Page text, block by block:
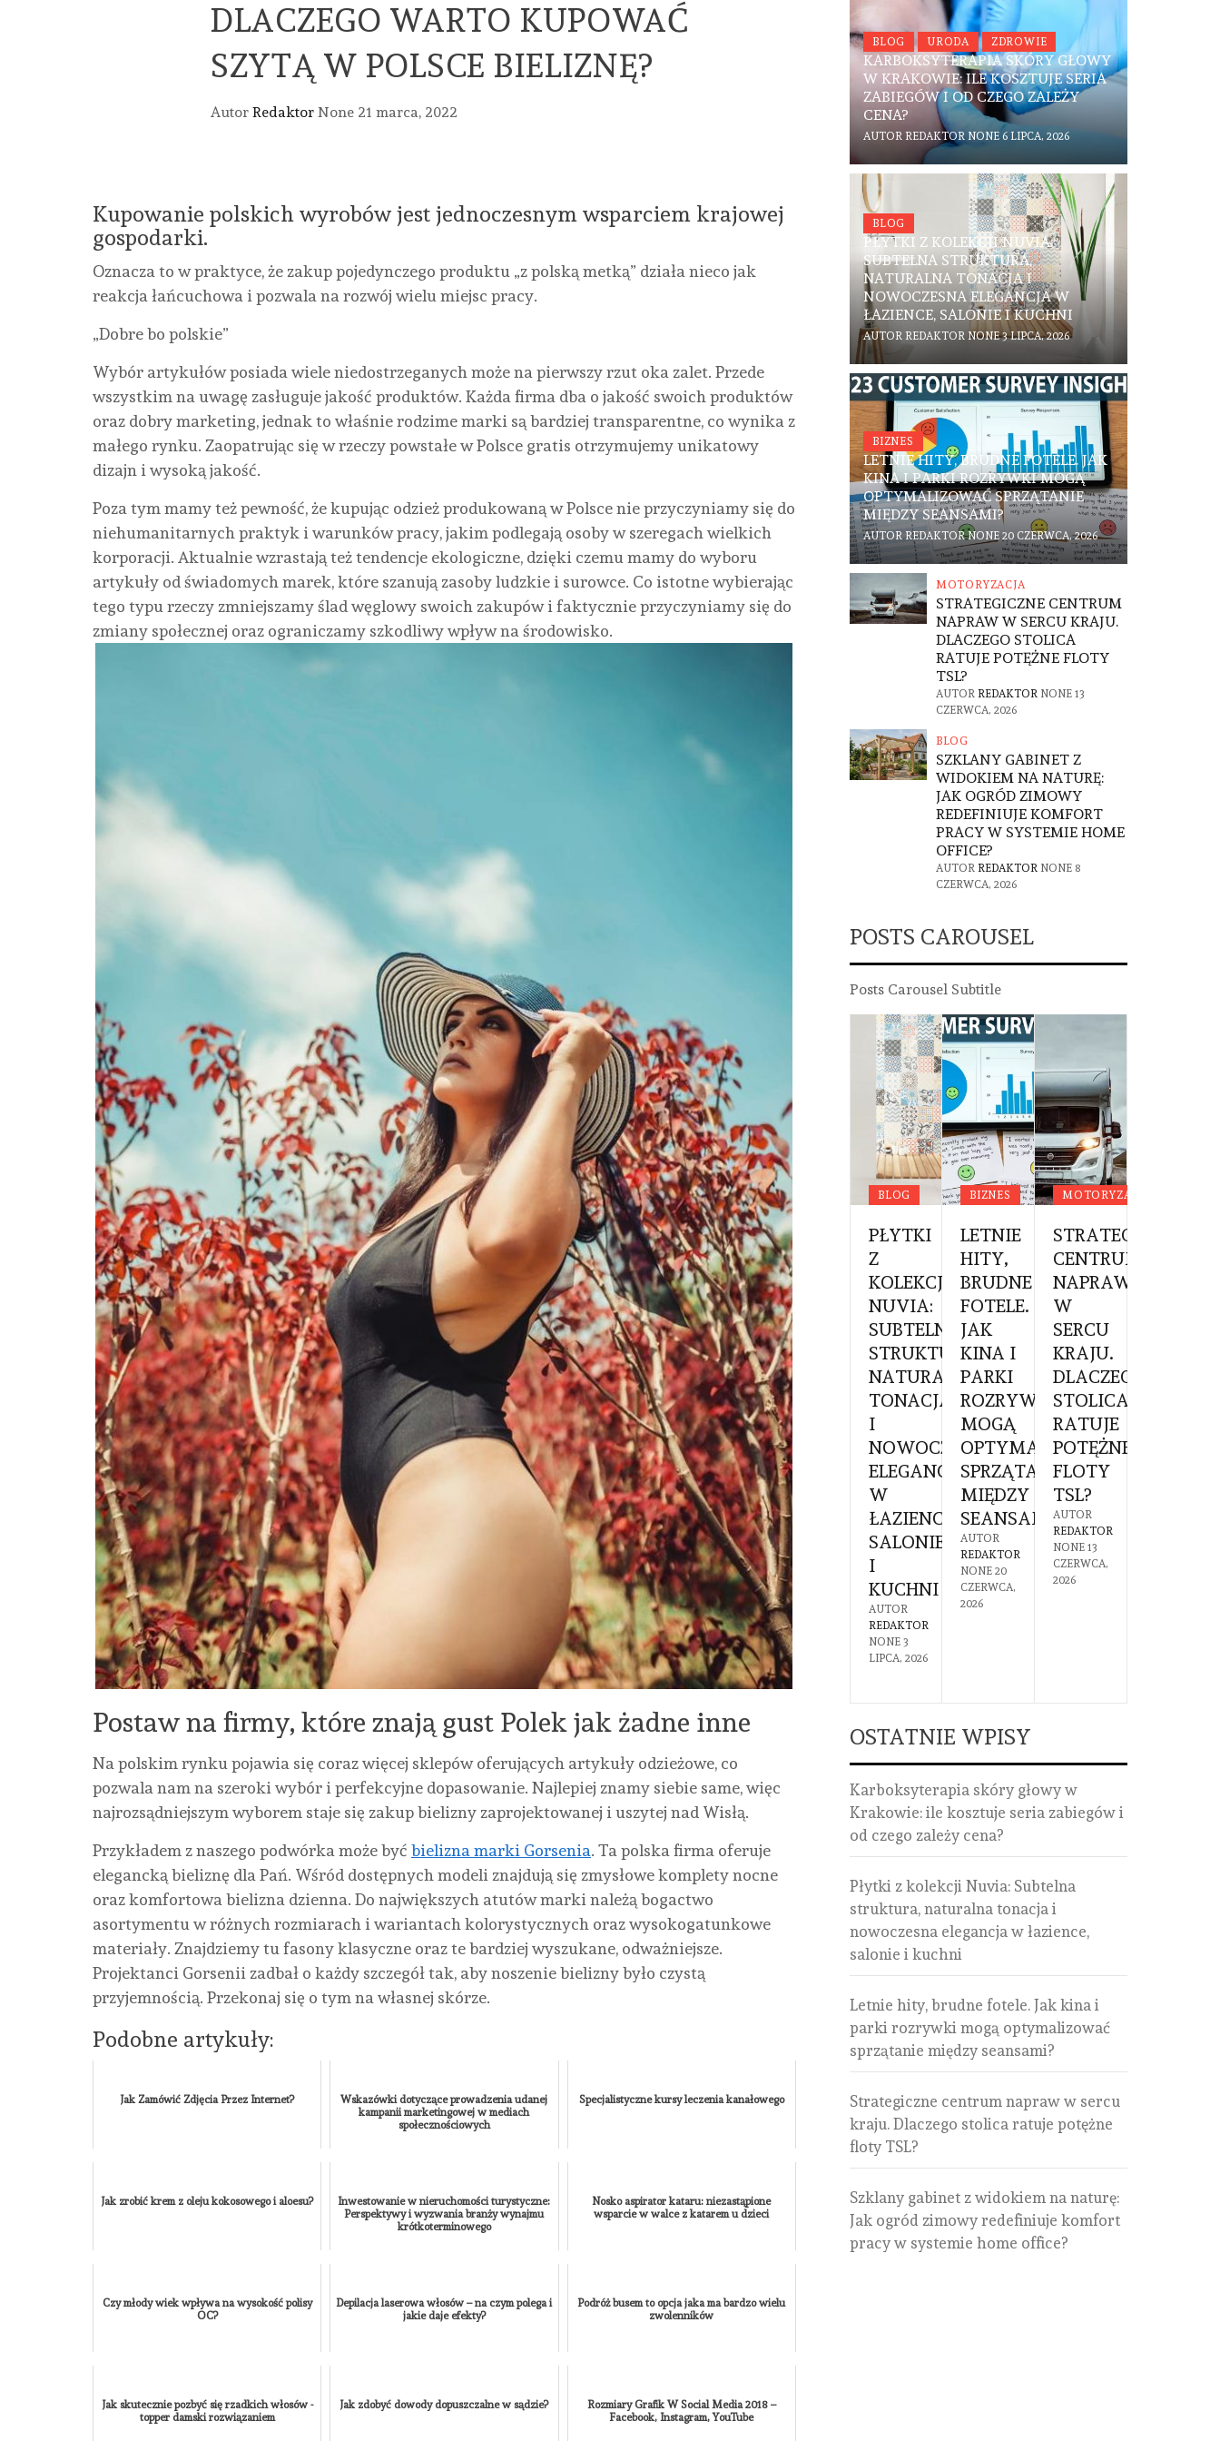
DLACZEGO WARTO KUPOWAĆ
SZYTĄ W POLSCE BIELIZNĘ?
Autor Redaktor None 21 marca, 2022
Kupowanie polskich wyrobów jest jednoczesnym wsparciem krajowej
gospodarki.
Oznacza to w praktyce, że zakup pojedynczego produktu „z polską metką” działa nieco jak
reakcja łańcuchowa i pozwala na rozwój wielu miejsc pracy.
„Dobre bo polskie”
Wybór artykułów posiada wiele niedostrzeganych może na pierwszy rzut oka zalet. Przede
wszystkim na uwagę zasługuje jakość produktów. Każda firma dba o jakość swoich produktów
oraz dobry marketing, jednak to właśnie rodzime marki są bardziej transparentne, co wynika z
małego rynku. Zaopatrując się w rzeczy powstałe w Polsce gratis otrzymujemy unikatowy
dizajn i wysoką jakość.
Poza tym mamy też pewność, że kupując odzież produkowaną w Polsce nie przyczyniamy się do
niehumanitarnych praktyk i warunków pracy, jakim podlegają osoby w szeregach wielkich
korporacji. Aktualnie wzrastają też tendencje ekologiczne, dzięki czemu mamy do wyboru
artykuły od świadomych marek, które szanują zasoby ludzkie i surowce. Co istotne wybierając
tego typu rzeczy zmniejszamy ślad węglowy swoich zakupów i faktycznie przyczyniamy się do
zmiany społecznej oraz ograniczamy szkodliwy wpływ na środowisko.
Postaw na firmy, które znają gust Polek jak żadne inne
Na polskim rynku pojawia się coraz więcej sklepów oferujących artykuły odzieżowe, co
pozwala nam na szeroki wybór i perfekcyjne dopasowanie. Najlepiej znamy siebie same, więc
najrozsądniejszym wyborem staje się zakup bielizny zaprojektowanej i uszytej nad Wisłą.
Przykładem z naszego podwórka może być bielizna marki Gorsenia. Ta polska firma oferuje
elegancką bieliznę dla Pań. Wśród dostępnych modeli znajdują się zmysłowe komplety nocne
oraz komfortowa bielizna dzienna. Do największych atutów marki należą bogactwo
asortymentu w różnych rozmiarach i wariantach kolorystycznych oraz wysokogatunkowe
materiały. Znajdziemy tu fasony klasyczne oraz te bardziej wyszukane, odważniejsze.
Projektanci Gorsenii zadbał o każdy szczegół tak, aby noszenie bielizny było czystą
przyjemnością. Przekonaj się o tym na własnej skórze.
Podobne artykuły:
Jak Zamówić Zdjęcia Przez Internet?
Wskazówki dotyczące prowadzenia udanej
kampanii marketingowej w mediach
społecznościowych
Specjalistyczne kursy leczenia kanałowego
Jak zrobić krem z oleju kokosowego i aloesu?
Inwestowanie w nieruchomości turystyczne:
Perspektywy i wyzwania branży wynajmu
krótkoterminowego
Nosko aspirator kataru: niezastąpione
wsparcie w walce z katarem u dzieci
Czy młody wiek wpływa na wysokość polisy
OC?
Depilacja laserowa włosów – na czym polega i
jakie daje efekty?
Podróż busem to opcja jaka ma bardzo wielu
zwolenników
Jak skutecznie pozbyć się rzadkich włosów -
topper damski rozwiązaniem
Jak zdobyć dowody dopuszczalne w sądzie?
Rozmiary Grafik W Social Media 2018 –
Facebook, Instagram, YouTube
BLOG URODA ZDROWIE
KARBOKSYTERAPIA SKÓRY GŁOWY
W KRAKOWIE: ILE KOSZTUJE SERIA
ZABIEGÓW I OD CZEGO ZALEŻY
CENA?
AUTOR REDAKTOR NONE 6 LIPCA, 2026
BLOG
PŁYTKI Z KOLEKCJI NUVIA:
SUBTELNA STRUKTURA,
NATURALNA TONACJA I
NOWOCZESNA ELEGANCJA W
ŁAZIENCE, SALONIE I KUCHNI
AUTOR REDAKTOR NONE 3 LIPCA, 2026
BIZNES
LETNIE HITY, BRUDNE FOTELE. JAK
KINA I PARKI ROZRYWKI MOGĄ
OPTYMALIZOWAĆ SPRZĄTANIE
MIĘDZY SEANSAMI?
AUTOR REDAKTORNONE 20 CZERWCA, 2026
MOTORYZACJA
STRATEGICZNE CENTRUM
NAPRAW W SERCU KRAJU.
DLACZEGO STOLICA
RATUJE POTĘŻNE FLOTY
TSL?
AUTOR REDAKTOR NONE 13
CZERWCA, 2026
BLOG
SZKLANY GABINET Z
WIDOKIEM NA NATURĘ:
JAK OGRÓD ZIMOWY
REDEFINIUJE KOMFORT
PRACY W SYSTEMIE HOME
OFFICE?
AUTOR REDAKTOR NONE 8
CZERWCA, 2026
POSTS CAROUSEL
Posts Carousel Subtitle
LETNIE
BRUDNE
FOTELE.
JAK
KINA I
PARKI
ROZRYWKI
MOGĄ
OPTYMALIZOWAĆ
SPRZĄTANIE
MIĘDZY
SEANSAMI?
MOTORYZACJA
STRATEGICZNE
CENTRUM
NAPRAW
W
SERCU
KRAJU.
DLACZEGO
STOLICA
RATUJE
POTĘŻNE
FLOTY
TSL?
AUTOR
REDAKTOR
NONE 13
CZERWCA,
2026
BLOG
SZKLANY
GABINET
Z
WIDOKIEM
NA
NATURĘ:
JAK
OGRÓD
ZIMOWY
REDEFINIUJE
KOMFORT
PRACY
W
SYSTEMIE
HOME
OFFICE?
AUTOR
REDAKTOR
NONE 8
CZERWCA,
2026
URODA
ZDROWIE
KARBOKSYTERAPIA
SKÓRY
GŁOWY
W
KRAKOWIE:
ILE
KOSZTUJE
SERIA
ZABIEGÓW
I OD
CZEGO
ZALEŻY
CENA?
AUTOR
REDAKTOR
NONE
LIPCA, 2026
BLOG
PŁYTKI
Z
KOLEKCJI
NUVIA:
SUBTELNA
STRUKTURA,
NATURALNA
TONACJA
I
NOWOCZESNA
ELEGANCJA
W
ŁAZIENCE,
SALONIE
I
KUCHNI
AUTOR
REDAKTOR
NONE 3
LIPCA, 2026
BIZNES
LETNIE
HITY,
BRUDNE
FOTELE.
JAK
KINA I
PARKI
ROZRYWKI
MOGĄ
OPTYMALIZOWAĆ
SPRZĄTANIE
MIĘDZY
SEANSAMI?
AUTOR
REDAKTOR
NONE 20
CZERWCA,
2026
MOTORYZACJA
STRATEGICZNE
CENTRUM
NAPRAW
W
SERCU
KRAJU.
DLACZEGO
STOLICA
RATUJE
POTĘŻNE
FLOTY
TSL?
AUTOR
REDAKTOR
NONE 13
CZERWCA,
2026
OSTATNIE WPISY
Karboksyterapia skóry głowy w
Krakowie: ile kosztuje seria zabiegów i
od czego zależy cena?
Płytki z kolekcji Nuvia: Subtelna
struktura, naturalna tonacja i
nowoczesna elegancja w łazience,
salonie i kuchni
Letnie hity, brudne fotele. Jak kina i
parki rozrywki mogą optymalizować
sprzątanie między seansami?
Strategiczne centrum napraw w sercu
kraju. Dlaczego stolica ratuje potężne
floty TSL?
Szklany gabinet z widokiem na naturę:
Jak ogród zimowy redefiniuje komfort
pracy w systemie home office?